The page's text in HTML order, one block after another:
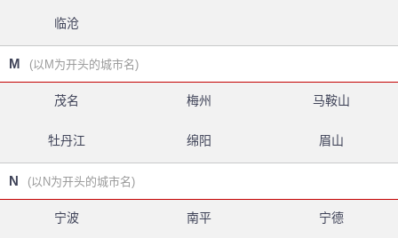
临沧
M (以M为开头的城市名)
茂名 梅州 马鞍山
牡丹江 绵阳 眉山
N (以N为开头的城市名)
宁波 南平 宁德